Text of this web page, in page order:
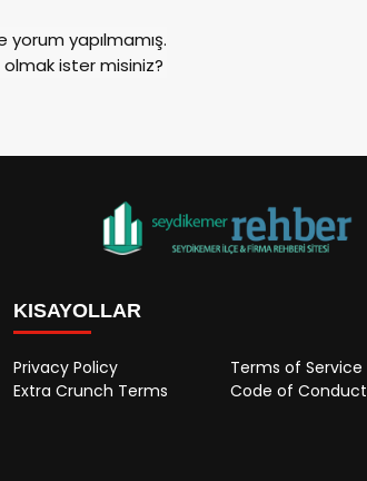
yorum yapılmamış.
ister misiniz?
KISAYOLLAR
Privacy Policy
Terms of Service
Extra Crunch Terms
Code of Conduct